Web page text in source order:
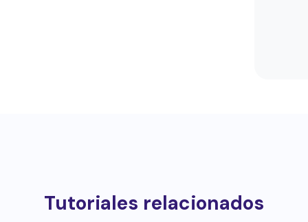
Tutoriales relacionados